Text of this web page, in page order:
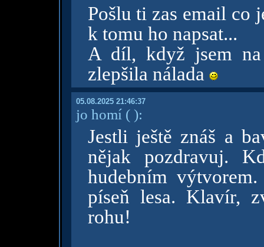
Pošlu ti zas email co
k tomu ho napsat...
A díl, když jsem
zlepšila nálada
05.08.2025 21:46:37
jo homí( ):
Jestli ještě znáš a
nějak pozdravuj.
hudebním
píseň lesa. Klavír,
rohu!